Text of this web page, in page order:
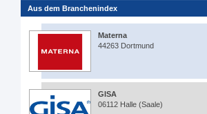
Aus dem Branchenindex
Materna
44263 Dortmund
GISA
06112 Halle (Saale)